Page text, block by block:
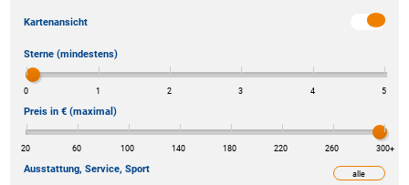
Kartenansicht
Sterne (mindestens)
0 1 2 3 4 5
Preis in € (maximal)
20 60 100 140 180 220 260 300+
alle
Ausstattung, Service, Sport